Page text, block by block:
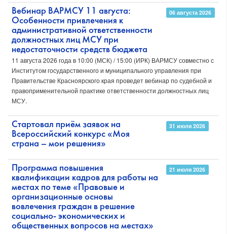
Вебинар ВАРМСУ 11 августа:
Особенности привлечения к
административной ответственности
должностных лиц МСУ при
недостаточности средств бюджета
06 августа 2026
11 августа 2026 года в 10:00 (МСК) / 15:00 (ИРК) ВАРМСУ совместно с
Институтом государственного и муниципального управления при
Правительстве Красноярского края проведет вебинар по судебной и
правоприменительной практике ответственности должностных лиц
МСУ.
Стартовал приём заявок на
Всероссийский конкурс «Моя
страна – мои решения»
31 июля 2026
Программа повышения
квалификации кадров для работы на
местах по теме «Правовые и
организационные основы
вовлечения граждан в решение
социально- экономических и
общественных вопросов на местах»
21 июля 2026